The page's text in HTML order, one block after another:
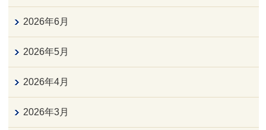
2026年6月
2026年5月
2026年4月
2026年3月